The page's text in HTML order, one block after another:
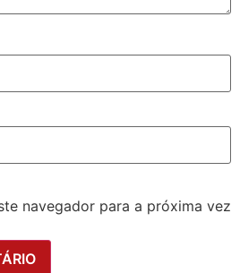
navegador para a próxima vez